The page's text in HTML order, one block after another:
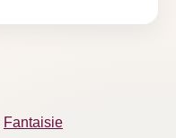
Fantaisie